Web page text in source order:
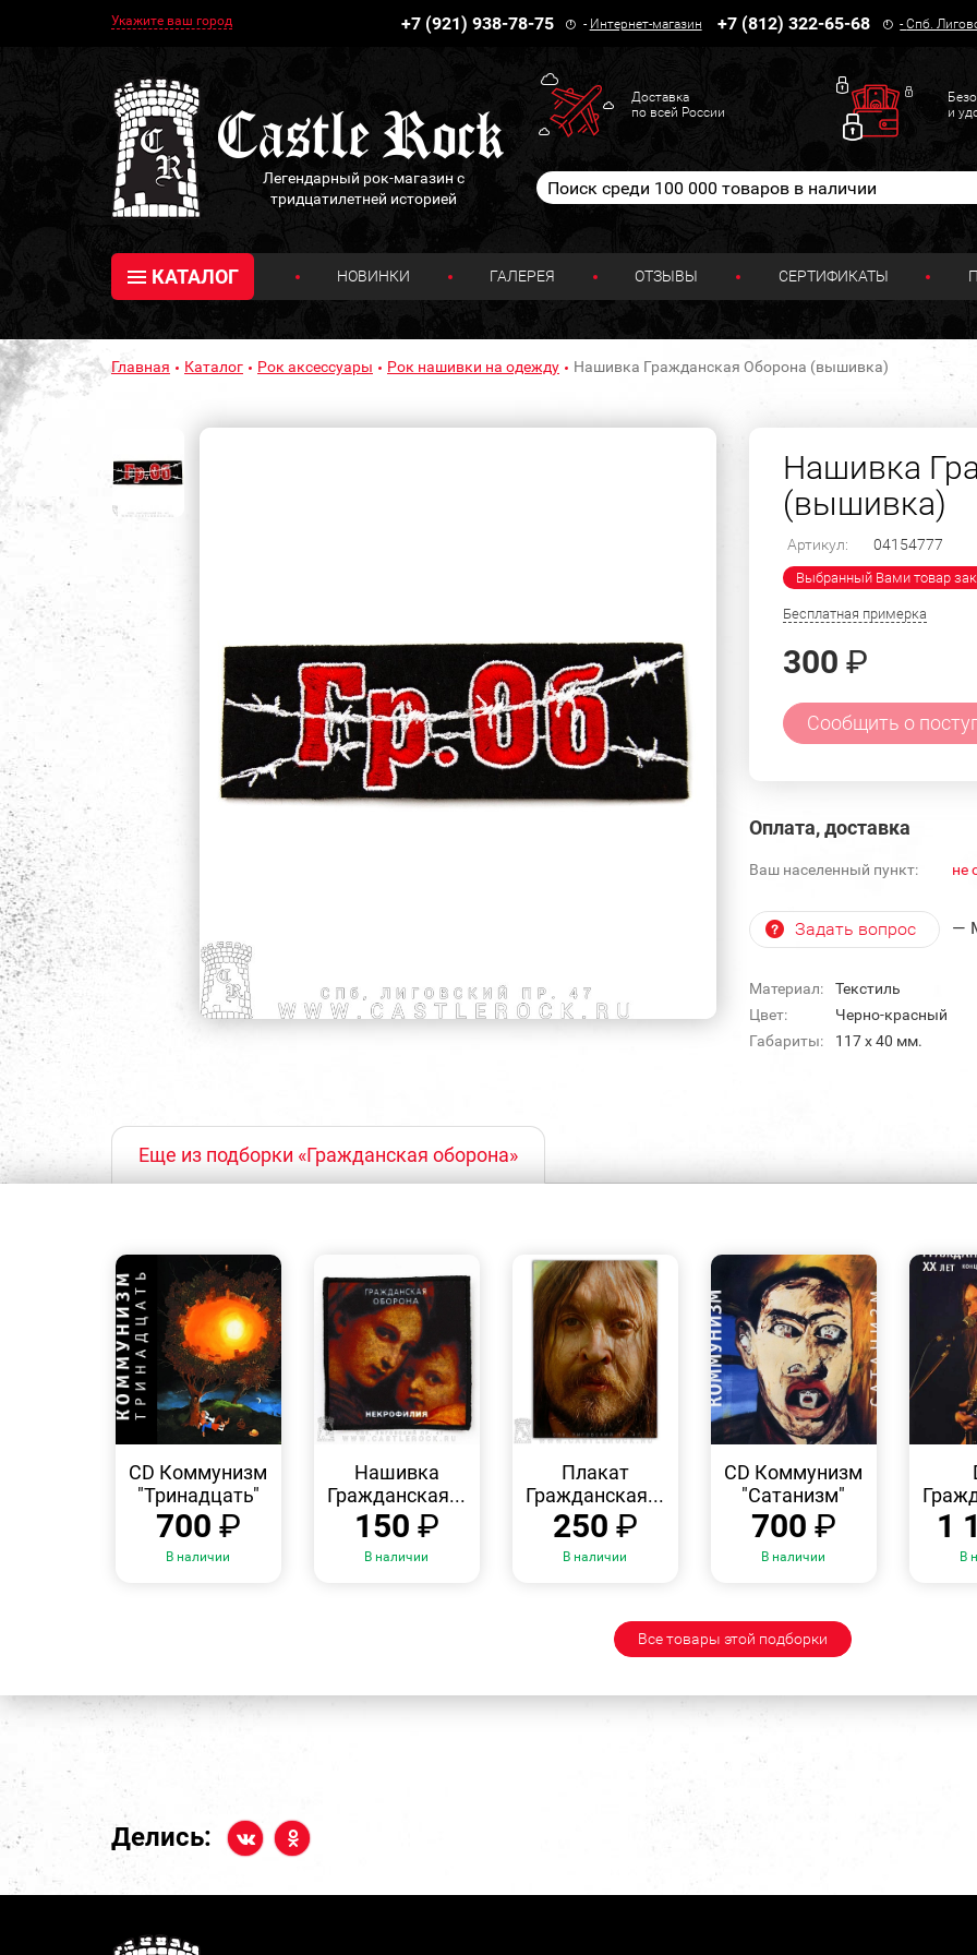
Укажите ваш город +7 (921) 938-78-75 - Интернет-магазин +7 (812) 322-65-68 -Спб.
Легендарный рок-магазин с
тридцатилетней историей
Доставка
по всей России
и
КАТАЛОГ НОВИНКИ ГАЛЕРЕЯ ОТЗЫВЫ СЕРТИФИКАТЫ
Главная Каталог Рок аксессуары Рок нашивки на одежду Нашивка Гражданская Оборона (вышивка)
Нашивка
(вышивка)
Артикул: 04154777
Выбранный Вами товар
Бесплатная примерка
300 ₽
Сообщить о
Оплата, доставка
Ваш населенный пункт: не
Задать вопрос —
Материал:
Текстиль
Цвет:
Черно-красный
Габариты:
117 х 40 мм.
Еще из подборки «Гражданская оборона»
CD Коммунизм
"Тринадцать"
700 ₽
В наличии
Нашивка
Гражданская...
150 ₽
В наличии
Плакат
Гражданская...
250 ₽
В наличии
CD Коммунизм
"Сатанизм"
700 ₽
В наличии
1
В
Все товары этой подборки
Делись: